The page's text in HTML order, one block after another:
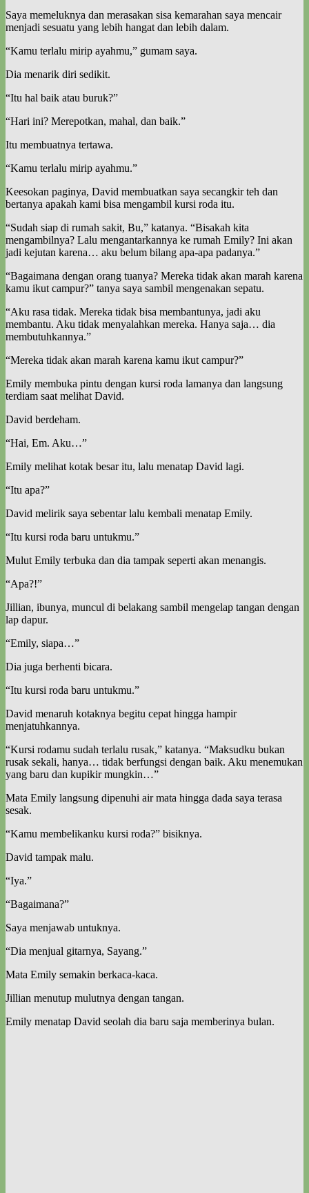
Saya memeluknya dan merasakan sisa kemarahan saya mencair
menjadi sesuatu yang lebih hangat dan lebih dalam.
“Kamu terlalu mirip ayahmu,” gumam saya.
Dia menarik diri sedikit.
“Itu hal baik atau buruk?”
“Hari ini? Merepotkan, mahal, dan baik.”
Itu membuatnya tertawa.
“Kamu terlalu mirip ayahmu.”
Keesokan paginya, David membuatkan saya secangkir teh dan
bertanya apakah kami bisa mengambil kursi roda itu.
“Sudah siap di rumah sakit, Bu,” katanya. “Bisakah kita
mengambilnya? Lalu mengantarkannya ke rumah Emily? Ini akan
jadi kejutan karena… aku belum bilang apa-apa padanya.”
“Bagaimana dengan orang tuanya? Mereka tidak akan marah karena
kamu ikut campur?” tanya saya sambil mengenakan sepatu.
“Aku rasa tidak. Mereka tidak bisa membantunya, jadi aku
membantu. Aku tidak menyalahkan mereka. Hanya saja… dia
membutuhkannya.”
“Mereka tidak akan marah karena kamu ikut campur?”
Emily membuka pintu dengan kursi roda lamanya dan langsung
terdiam saat melihat David.
David berdeham.
“Hai, Em. Aku…”
Emily melihat kotak besar itu, lalu menatap David lagi.
“Itu apa?”
David melirik saya sebentar lalu kembali menatap Emily.
“Itu kursi roda baru untukmu.”
Mulut Emily terbuka dan dia tampak seperti akan menangis.
“Apa?!”
Jillian, ibunya, muncul di belakang sambil mengelap tangan dengan
lap dapur.
“Emily, siapa…”
Dia juga berhenti bicara.
“Itu kursi roda baru untukmu.”
David menaruh kotaknya begitu cepat hingga hampir
menjatuhkannya.
“Kursi rodamu sudah terlalu rusak,” katanya. “Maksudku bukan
rusak sekali, hanya… tidak berfungsi dengan baik. Aku menemukan
yang baru dan kupikir mungkin…”
Mata Emily langsung dipenuhi air mata hingga dada saya terasa
sesak.
“Kamu membelikanku kursi roda?” bisiknya.
David tampak malu.
“Iya.”
“Bagaimana?”
Saya menjawab untuknya.
“Dia menjual gitarnya, Sayang.”
Mata Emily semakin berkaca-kaca.
Jillian menutup mulutnya dengan tangan.
Emily menatap David seolah dia baru saja memberinya bulan.